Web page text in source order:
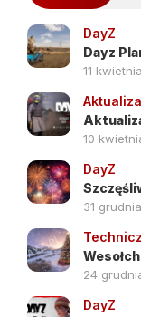
DayZ
Dayz
11
10
DayZ
31
24
DayZ